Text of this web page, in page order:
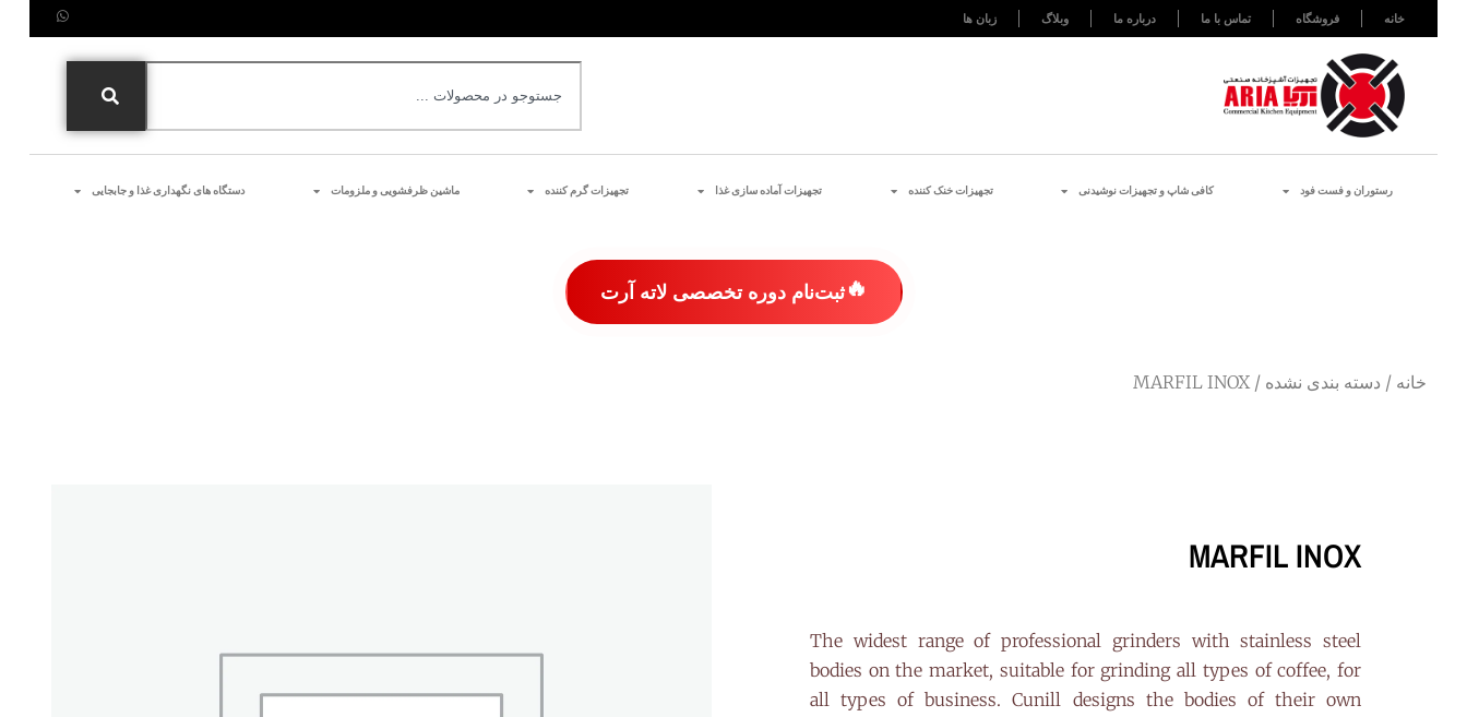
خانه فروشگاه تماس با ما درباره ما وبلاگ زبان ها
رستوران و فست فود کافی شاپ و تجهیزات نوشیدنی تجهیزات خنک کننده تجهیزات آماده سازی غذا تجهیزات گرم کننده ماشین ظرفشویی و ملزومات دستگاه های نگهداری غذا و جابجایی
🔥ثبت‌نام دوره تخصصی لاته آرت
خانه / دسته بندی نشده / MARFIL INOX
MARFIL INOX
The widest range of professional grinders with stainless steel
bodies on the market, suitable for grinding all types of coffee, for
all types of business. Cunill designs the bodies of their own